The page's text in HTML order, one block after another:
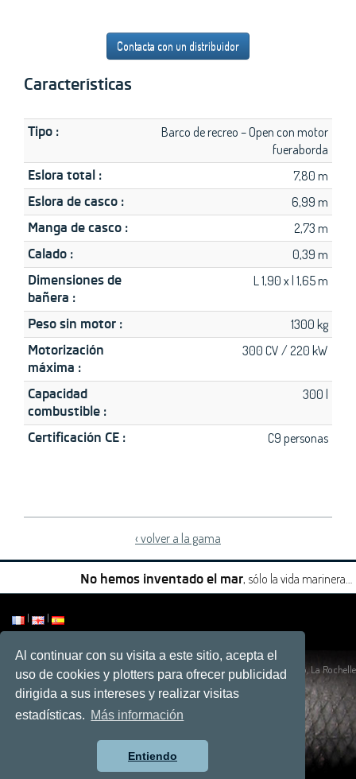
Al continuar con su visita a este sitio, acepta el
uso de cookies y plotters para ofrecer publicidad
dirigida a sus intereses y realizar visitas
estadísticas. Más información
Entiendo
Contacta con un distribuidor
Características
Tipo :
Barco de recreo – Open con motor
fueraborda
Eslora total : 7,80 m
Eslora de casco : 6,99 m
Manga de casco : 2,73 m
Calado : 0,39 m
Dimensiones de
bañera :
L 1,90 x l 1,65 m
Peso sin motor : 1300 kg
Motorización
máxima :
300 CV / 220 kW
Capacidad
combustible :
300 l
Certificación CE : C9 personas
‹ volver a la gama
No hemos inventado el mar, sólo la vida marinera…
| |
Sitio por Développement web, La Rochelle